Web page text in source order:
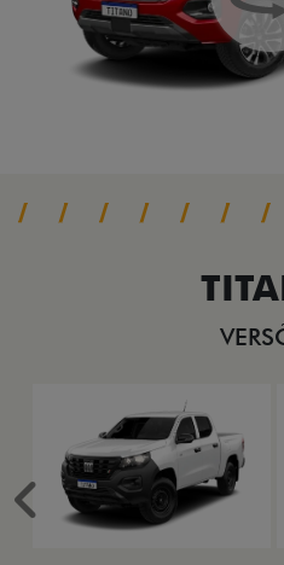
Anterior